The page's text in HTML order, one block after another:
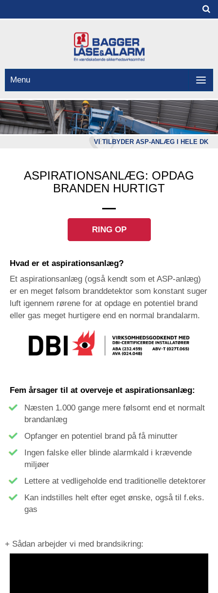
Menu
VI TILBYDER ASP-ANLÆG I HELE DK
ASPIRATIONSANLÆG: OPDAG
BRANDEN HURTIGT
RING OP
Hvad er et aspirationsanlæg?
Et aspirationsanlæg (også kendt som et ASP-anlæg)
er en meget følsom branddetektor som konstant suger
luft igennem rørene for at opdage en potentiel brand
eller gas meget hurtigere end en normal brandalarm.
Fem årsager til at overveje et aspirationsanlæg:
Næsten 1.000 gange mere følsomt end et normalt
brandanlæg
Opfanger en potentiel brand på få minutter
Ingen falske eller blinde alarmkald i krævende
miljøer
Lettere at vedligeholde end traditionelle detektorer
Kan indstilles helt efter eget ønske, også til f.eks.
gas
+ Sådan arbejder vi med brandsikring: